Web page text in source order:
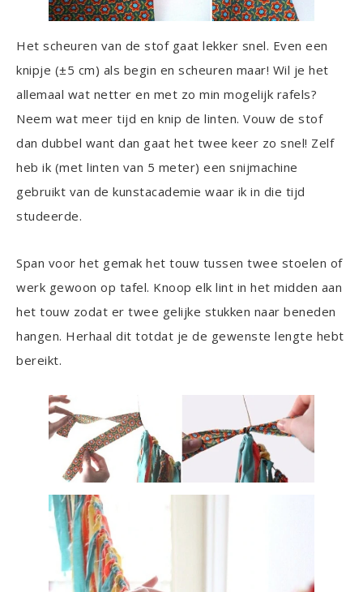
Het scheuren van de stof gaat lekker snel. Even een
knipje (±5 cm) als begin en scheuren maar! Wil je het
allemaal wat netter en met zo min mogelijk rafels?
Neem wat meer tijd en knip de linten. Vouw de stof
dan dubbel want dan gaat het twee keer zo snel! Zelf
heb ik (met linten van 5 meter) een snijmachine
gebruikt van de kunstacademie waar ik in die tijd
studeerde.
Span voor het gemak het touw tussen twee stoelen of
werk gewoon op tafel. Knoop elk lint in het midden aan
het touw zodat er twee gelijke stukken naar beneden
hangen. Herhaal dit totdat je de gewenste lengte hebt
bereikt.